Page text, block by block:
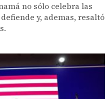
no sólo celebra las
y, ademas, resaltó